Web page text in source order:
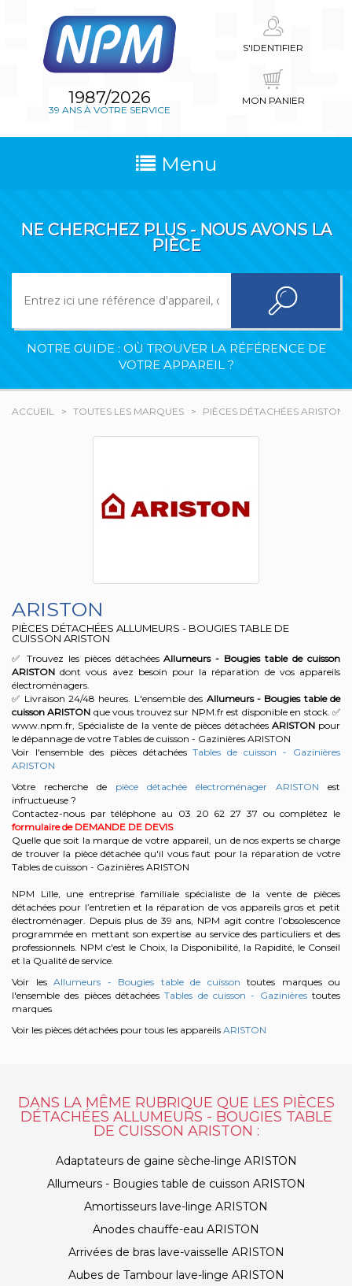
1987/2026
39 ANS À VOTRE SERVICE
S'IDENTIFIER
MON PANIER
Menu
NE CHERCHEZ PLUS - NOUS AVONS LA
PIÈCE
NOTRE GUIDE : OÙ TROUVER LA RÉFÉRENCE DE
VOTRE APPAREIL ?
ACCUEIL TOUTES LES MARQUES PIÈCES DÉTACHÉES ARISTON
ARISTON
PIÈCES DÉTACHÉES ALLUMEURS - BOUGIES TABLE DE
CUISSON ARISTON
✅ Trouvez les pièces détachéesAllumeurs - Bougies table de cuisson
ARISTON dont vous avez besoin pour la réparation de vos appareils
électroménagers.
✅ Livraison 24/48 heures. L'ensemble des Allumeurs - Bougies table de
cuisson ARISTON que vous trouvez sur NPM.fr est disponible en stock. ✅
www.npm.fr, Spécialiste de la vente de pièces détachées ARISTONpour
le dépannage de votre Tables de cuisson - Gazinières ARISTON
Voir l'ensemble des pièces détachéesTables de cuisson - Gazinières
ARISTON
Votre recherche de pièce détachée électroménager ARISTON est
infructueuse ?
Contactez-nous par téléphone au 03 20 62 27 37 ou complétez le
formulaire de DEMANDE DE DEVIS
Quelle que soit la marque de votre appareil, un de nos experts se charge
de trouver la pièce détachée qu'il vous faut pour la réparation de votre
Tables de cuisson - Gazinières ARISTON
NPM Lille, une entreprise familiale spécialiste de la vente de pièces
détachées pour l’entretien et la réparation de vos appareils gros et petit
électroménager. Depuis plus de 39 ans, NPM agit contre l’obsolescence
programmée en mettant son expertise au service des particuliers et des
professionnels. NPM c'est le Choix, la Disponibilité, la Rapidité, le Conseil
et la Qualité de service.
Voir les Allumeurs - Bougies table de cuisson toutes marques ou
l'ensemble des pièces détachéesTables de cuisson - Gazinièrestoutes
marques
Voir les pièces détachées pour tous les appareils ARISTON
DANS LA MÊME RUBRIQUE QUE LES PIÈCES
DÉTACHÉES ALLUMEURS - BOUGIES TABLE
DE CUISSON ARISTON :
Adaptateurs de gaine sèche-linge ARISTON
Allumeurs - Bougies table de cuisson ARISTON
Amortisseurs lave-linge ARISTON
Anodes chauffe-eau ARISTON
Arrivées de bras lave-vaisselle ARISTON
Aubes de Tambour lave-linge ARISTON